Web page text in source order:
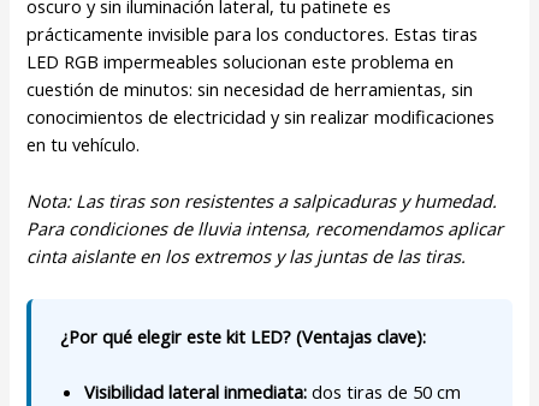
oscuro y sin iluminación lateral, tu patinete es
prácticamente invisible para los conductores. Estas tiras
LED RGB impermeables solucionan este problema en
cuestión de minutos: sin necesidad de herramientas, sin
conocimientos de electricidad y sin realizar modificaciones
en tu vehículo.
Nota: Las tiras son resistentes a salpicaduras y humedad.
Para condiciones de lluvia intensa, recomendamos aplicar
cinta aislante en los extremos y las juntas de las tiras.
¿Por qué elegir este kit LED? (Ventajas clave):
Visibilidad lateral inmediata: dos tiras de 50 cm